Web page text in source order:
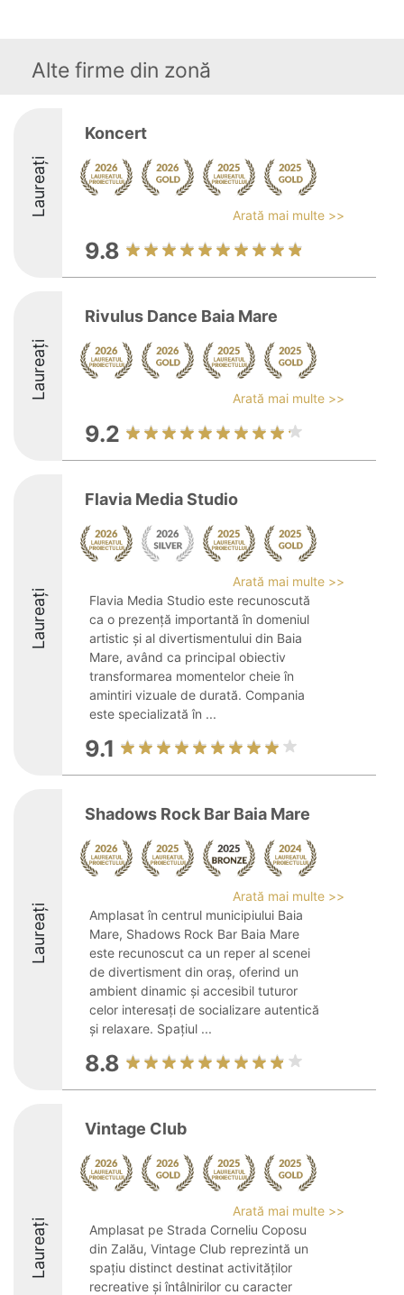
Alte firme din zonă
Laureați
Koncert
Arată mai multe >>
9.8
Laureați
Rivulus Dance Baia Mare
Arată mai multe >>
9.2
Laureați
Flavia Media Studio
Arată mai multe >>
Flavia Media Studio este recunoscută
ca o prezență importantă în domeniul
artistic și al divertismentului din Baia
Mare, având ca principal obiectiv
transformarea momentelor cheie în
amintiri vizuale de durată. Compania
este specializată în ...
9.1
Laureați
Shadows Rock Bar Baia Mare
Arată mai multe >>
Amplasat în centrul municipiului Baia
Mare, Shadows Rock Bar Baia Mare
este recunoscut ca un reper al scenei
de divertisment din oraș, oferind un
ambient dinamic și accesibil tuturor
celor interesați de socializare autentică
și relaxare. Spațiul ...
8.8
Laureați
Vintage Club
Arată mai multe >>
Amplasat pe Strada Corneliu Coposu
din Zalău, Vintage Club reprezintă un
spațiu distinct destinat activităților
recreative și întâlnirilor cu caracter